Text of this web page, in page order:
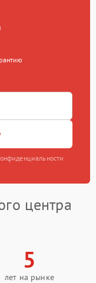
центра
5
лет на рынке